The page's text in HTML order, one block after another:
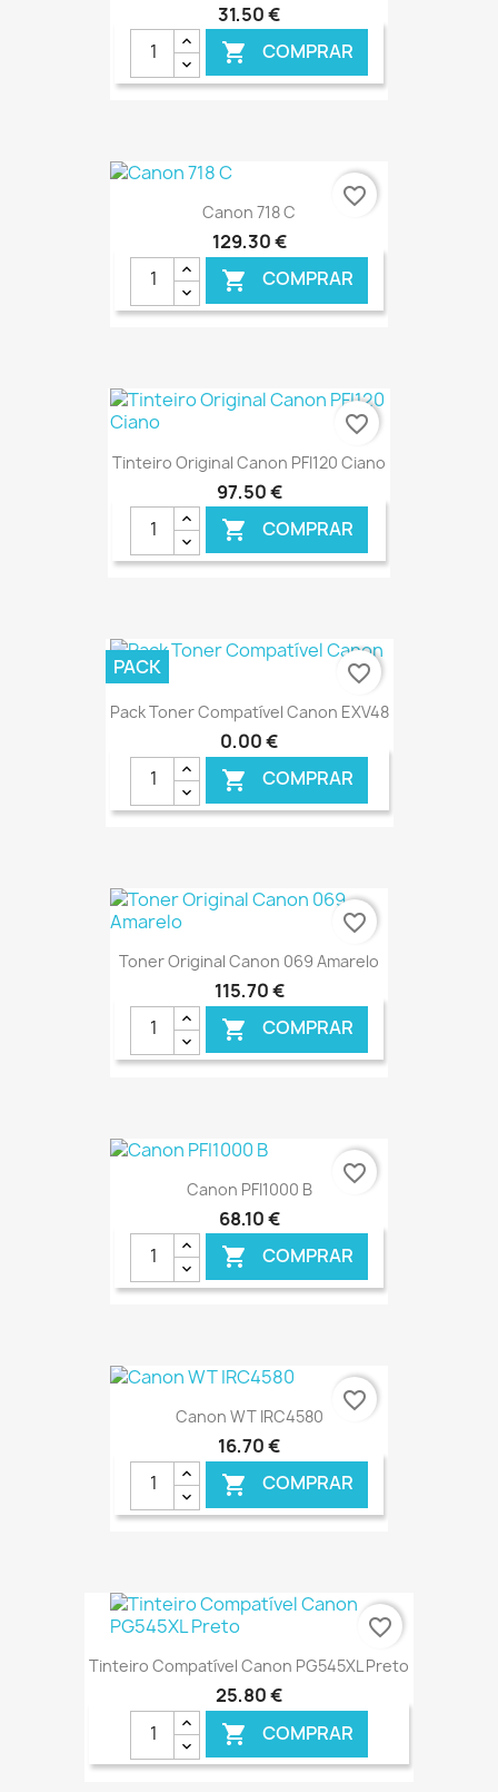
31,50 €
 COMPRAR
€ ONLINE
Canon 718 C
129,30 €
 COMPRAR
€ ONLINE
favorite_border
Tinteiro Original Canon PFI120 Ciano
97,50 €
 COMPRAR
€ ONLINE
favorite_border
Pack Toner Compatível Canon EXV48
0,00 €
 COMPRAR
€ ONLINE
PACK favorite_border
Toner Original Canon 069 Amarelo
115,70 €
 COMPRAR
favorite_border
Canon PFI1000 B
68,10 €
 COMPRAR
€ ONLINE
favorite_border
Canon WT IRC4580
16,70 €
 COMPRAR
€ ONLINE
favorite_border
Tinteiro Compatível Canon PG545XL Preto
25,80 €
 COMPRAR
favorite_border